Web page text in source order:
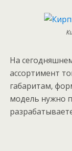
На
ассортимент
габаритам,
модель нужно